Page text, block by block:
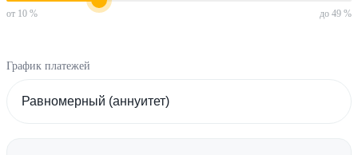
от 10 % до 49 %
График платежей